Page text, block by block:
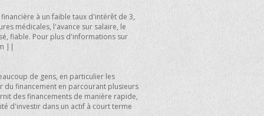
à un faible taux d'intérêt de 3,
médicales, l'avance sur salaire, le
fiable. Pour plus d'informations sur
||
de gens, en particulier les
financement en parcourant plusieurs
des financements de manière rapide,
d'investir dans un actif à court terme